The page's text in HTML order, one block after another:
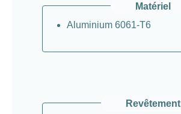
Matériel
Aluminium 6061-T6
Revêtement